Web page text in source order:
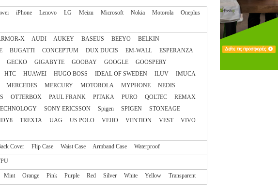
iPhone Lenovo LG Meizu Microsoft Nokia Motorola
Oneplus
X AUDI AUKEY BASEUS BEEYO
BELKIN
BUGATTI CONCEPTUM DUX DUCIS EM-WALL
ESPERANZA
GECKO GIGABYTE GOOBAY GOOGLE
GOOSPERY
HTC HUAWEI HUGO BOSS IDEAL OF SWEDEN ILUV
IMUCA
MERCEDES MERCURY MOTOROLA MYPHONE
NEDIS
OTTERBOX PAUL FRANK PITAKA PURO QOLTEC
REMAX
SONY ERICSSON Spigen SPIGEN
STONEAGE
TREXTA UAG US POLO VEHO VENTION VEST
VIVO
Cover Flip Case Waist Case Armband Case Waterproof
Mint Orange Pink Purple Red Silver White Yellow Transparent